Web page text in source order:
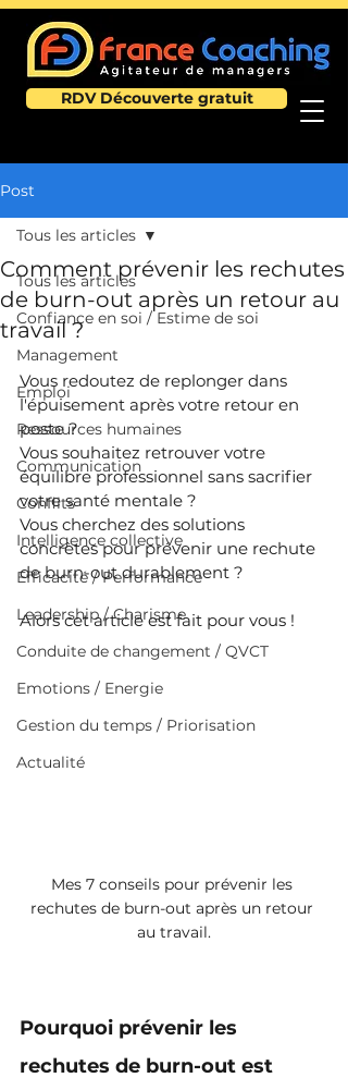
RDV Découverte gratuit
Post
Tous les articles
Confiance en soi / Estime de soi
Management
Emploi
Ressources humaines
Communication
Conflits
Intelligence collective
Efficacité / Performance
Leadership / Charisme
Conduite de changement / QVCT
Emotions / Energie
Gestion du temps / Priorisation
Actualité
Tous les articles
Comment prévenir les rechutes
de burn-out après un retour au
travail ?
Vous redoutez de replonger dans
l'épuisement après votre retour en
poste ?
Vous souhaitez retrouver votre
équilibre professionnel sans sacrifier
votre santé mentale ?
Vous cherchez des solutions
concrètes pour prévenir une rechute
de burn-out durablement ?
Alors cet article est fait pour vous !
Mes 7 conseils pour prévenir les
rechutes de burn-out après un retour
au travail.
Pourquoi prévenir les
rechutes de burn-out est